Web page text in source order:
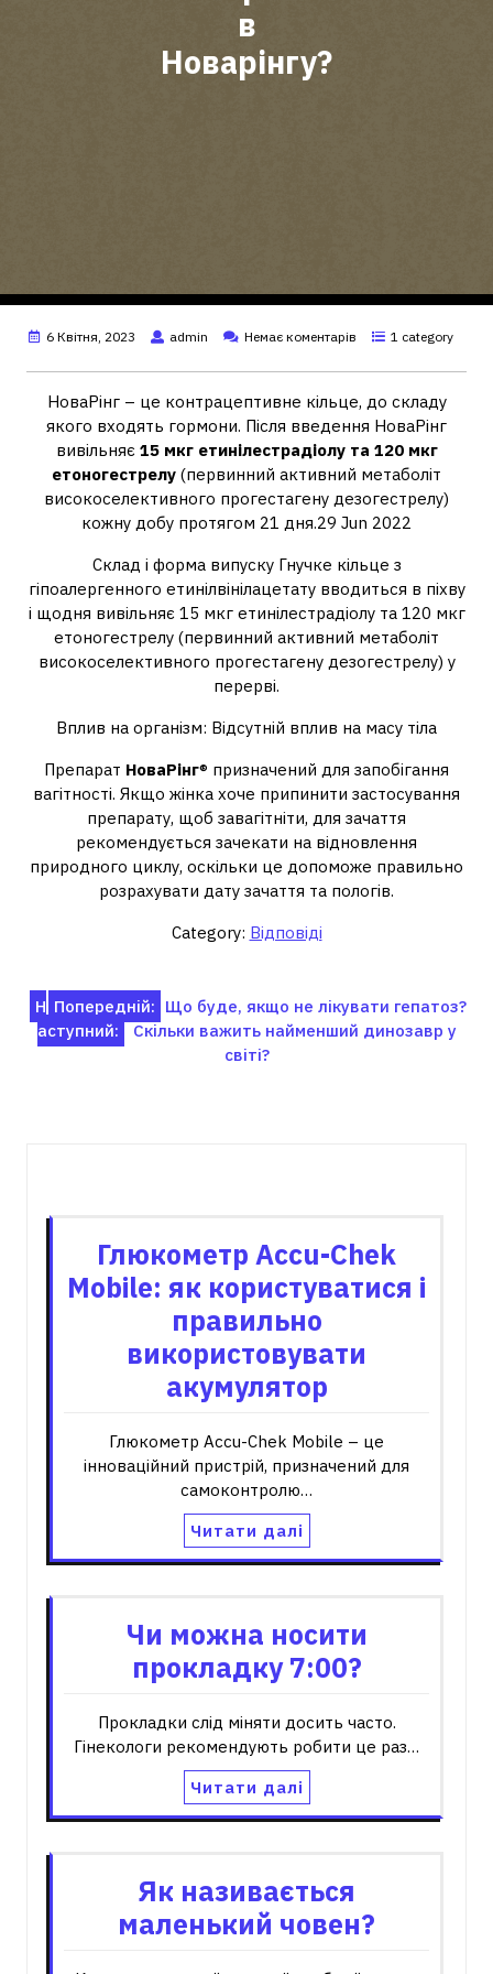
в
Новарінгу?
6 Квітня, 2023 admin Немає коментарів 1 category
НоваРінг – це контрацептивне кільце, до складу
якого входять гормони. Після введення НоваРінг
вивільняє 15 мкг етинілестрадіолу та 120 мкг
етоногестрелу (первинний активний метаболіт
високоселективного прогестагену дезогестрелу)
кожну добу протягом 21 дня.29 Jun 2022
Склад і форма випуску Гнучке кільце з
гіпоалергенного етинілвінілацетату вводиться в піхву
і щодня вивільняє 15 мкг етинілестрадіолу та 120 мкг
етоногестрелу (первинний активний метаболіт
високоселективного прогестагену дезогестрелу) у
перерві.
Вплив на організм: Відсутній вплив на масу тіла
Препарат НоваРінг® призначений для запобігання
вагітності. Якщо жінка хоче припинити застосування
препарату, щоб завагітніти, для зачаття
рекомендується зачекати на відновлення
природного циклу, оскільки це допоможе правильно
розрахувати дату зачаття та пологів.
Category: Відповіді
Навігація
записів
Попередній: Що буде, якщо не лікувати гепатоз?
Н
аступний:
Скільки важить найменший динозавр у
світі?
Глюкометр Accu-Chek
Mobile: як користуватися і
правильно
використовувати
акумулятор
Глюкометр Accu-Chek Mobile – це
інноваційний пристрій, призначений для
самоконтролю…
Читати далі
Чи можна носити
прокладку 7:00?
Прокладки слід міняти досить часто.
Гінекологи рекомендують робити це раз…
Читати далі
Як називається
маленький човен?